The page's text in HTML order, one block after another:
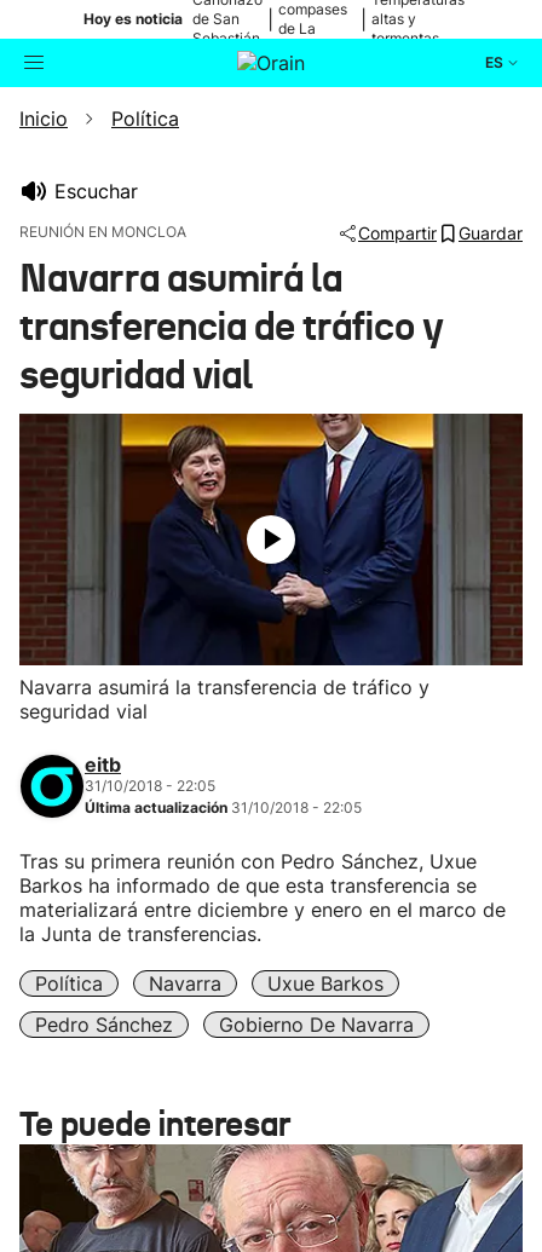
Hoy es noticia de San
Sebastián
compases
de La
altas y
tormentas
ES
Buscador
Ikusmiran
Eguraldia
Inicio Política
Escuchar
REUNIÓN EN MONCLOA Compartir Guardar
Navarra asumirá la
transferencia de tráfico y
seguridad vial
Navarra asumirá la transferencia de tráfico y
seguridad vial
eitb
31/10/2018 - 22:05
Última actualización 31/10/2018 - 22:05
Tras su primera reunión con Pedro Sánchez, Uxue
Barkos ha informado de que esta transferencia se
materializará entre diciembre y enero en el marco de
la Junta de transferencias.
Política Navarra
Uxue Barkos
Pedro Sánchez
Gobierno De Navarra
Te puede interesar